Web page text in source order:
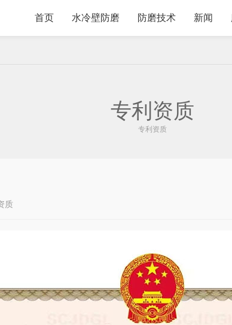
首页 水冷壁防磨 防磨技术 新闻
专利资质
专利资质
质